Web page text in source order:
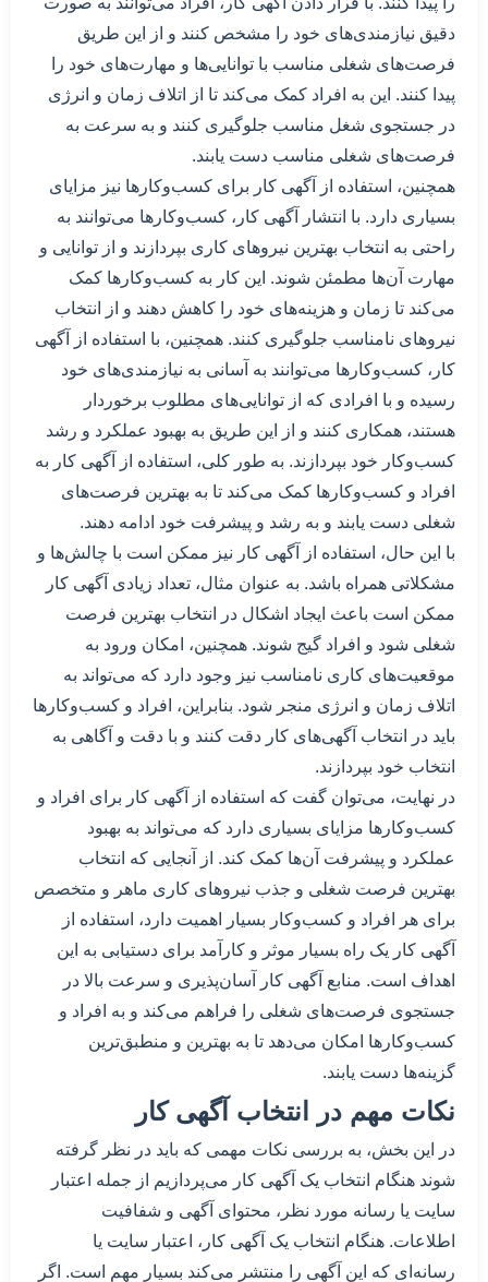
دقیق نیازمندی‌های خود را مشخص کنند و از این طریق
فرصت‌های شغلی مناسب با توانایی‌ها و مهارت‌های خود را
پیدا کنند. این به افراد کمک می‌کند تا از اتلاف زمان و انرژی
در جستجوی شغل مناسب جلوگیری کنند و به سرعت به
فرصت‌های شغلی مناسب دست یابند.
همچنین، استفاده از آگهی کار برای کسب‌وکارها نیز مزایای
بسیاری دارد. با انتشار آگهی کار، کسب‌وکارها می‌توانند به
راحتی به انتخاب بهترین نیروهای کاری بپردازند و از توانایی و
مهارت آن‌ها مطمئن شوند. این کار به کسب‌وکارها کمک
می‌کند تا زمان و هزینه‌های خود را کاهش دهند و از انتخاب
نیروهای نامناسب جلوگیری کنند. همچنین، با استفاده از آگهی
کار، کسب‌وکارها می‌توانند به آسانی به نیازمندی‌های خود
رسیده و با افرادی که از توانایی‌های مطلوب برخوردار
هستند، همکاری کنند و از این طریق به بهبود عملکرد و رشد
کسب‌وکار خود بپردازند. به طور کلی، استفاده از آگهی کار به
افراد و کسب‌وکارها کمک می‌کند تا به بهترین فرصت‌های
شغلی دست یابند و به رشد و پیشرفت خود ادامه دهند.
با این حال، استفاده از آگهی کار نیز ممکن است با چالش‌ها و
مشکلاتی همراه باشد. به عنوان مثال، تعداد زیادی آگهی کار
ممکن است باعث ایجاد اشکال در انتخاب بهترین فرصت
شغلی شود و افراد گیج شوند. همچنین، امکان ورود به
موقعیت‌های کاری نامناسب نیز وجود دارد که می‌تواند به
اتلاف زمان و انرژی منجر شود. بنابراین، افراد و کسب‌وکارها
باید در انتخاب آگهی‌های کار دقت کنند و با دقت و آگاهی به
انتخاب خود بپردازند.
در نهایت، می‌توان گفت که استفاده از آگهی کار برای افراد و
کسب‌وکارها مزایای بسیاری دارد که می‌تواند به بهبود
عملکرد و پیشرفت آن‌ها کمک کند. از آنجایی که انتخاب
بهترین فرصت شغلی و جذب نیروهای کاری ماهر و متخصص
برای هر افراد و کسب‌وکار بسیار اهمیت دارد، استفاده از
آگهی کار یک راه بسیار موثر و کارآمد برای دستیابی به این
اهداف است. منابع آگهی کار آسان‌پذیری و سرعت بالا در
جستجوی فرصت‌های شغلی را فراهم می‌کند و به افراد و
کسب‌وکارها امکان می‌دهد تا به بهترین و منطبق‌ترین
گزینه‌ها دست یابند.
نکات مهم در انتخاب آگهی کار
در این بخش، به بررسی نکات مهمی که باید در نظر گرفته
شوند هنگام انتخاب یک آگهی کار می‌پردازیم از جمله اعتبار
سایت یا رسانه مورد نظر، محتوای آگهی و شفافیت
اطلاعات. هنگام انتخاب یک آگهی کار، اعتبار سایت یا
رسانه‌ای که این آگهی را منتشر می‌کند بسیار مهم است. اگر